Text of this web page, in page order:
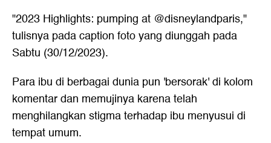
"2023 Highlights: pumping at @disneylandparis,"
tulisnya pada caption foto yang diunggah pada
Sabtu (30/12/2023).
Para ibu di berbagai dunia pun 'bersorak' di kolom
komentar dan memujinya karena telah
menghilangkan stigma terhadap ibu menyusui di
tempat umum.